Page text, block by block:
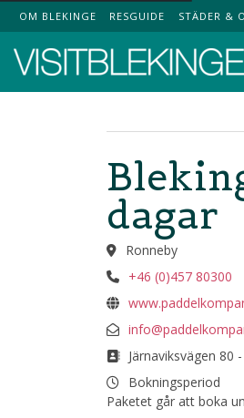
Top Menu
OM BLEKINGE RESGUIDE STÄDER &
dagar
Ronneby
+46 (0)457 80300
Järnaviksvägen 80
Bokningsperiod
Paketet går att boka